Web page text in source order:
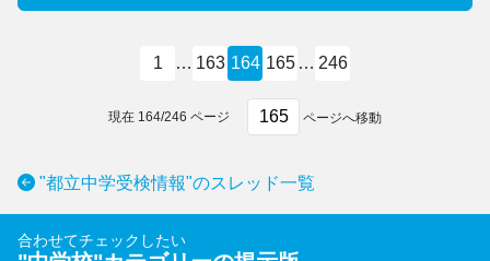
1 … 163 164 165 … 246
現在 164/246 ページ ページへ移動
"都立中学受検情報"のスレッド一覧
合わせてチェックしたい